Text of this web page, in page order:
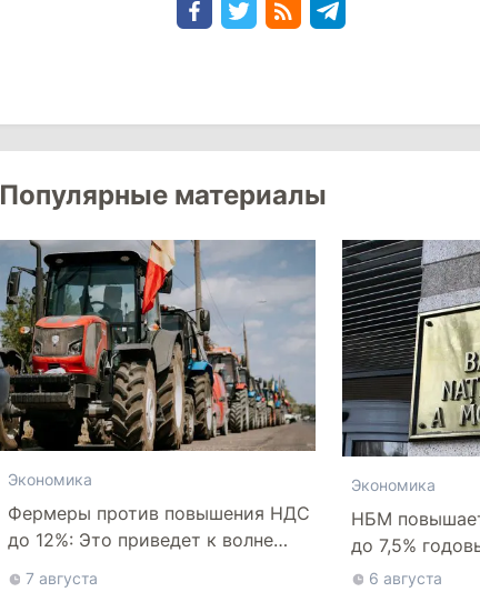
Популярные материалы
Экономика
Фермеры против повышения НДС
до 12%: Это приведет к волне
7 августа
Экономика
НБМ
до 7,5%
дороже
6 августа